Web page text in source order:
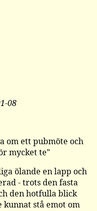
08
om ett pubmöte och
mycket te"
ölande en lapp och
- trots den fasta
den hotfulla blick
kunnat stå emot om